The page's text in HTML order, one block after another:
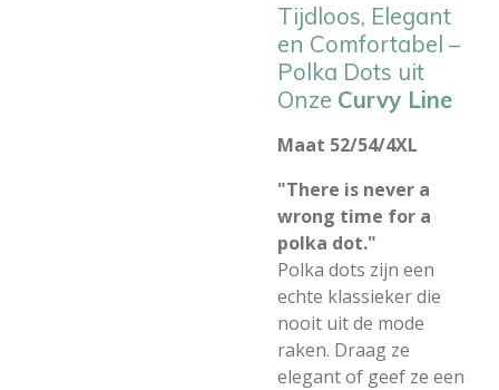
Tijdloos, Elegant
en Comfortabel –
Polka Dots uit
Onze Curvy Line
Maat 52/54/4XL
"There is never a
wrong time for a
polka dot."
Polka dots zijn een
echte klassieker die
nooit uit de mode
raken. Draag ze
elegant of geef ze een